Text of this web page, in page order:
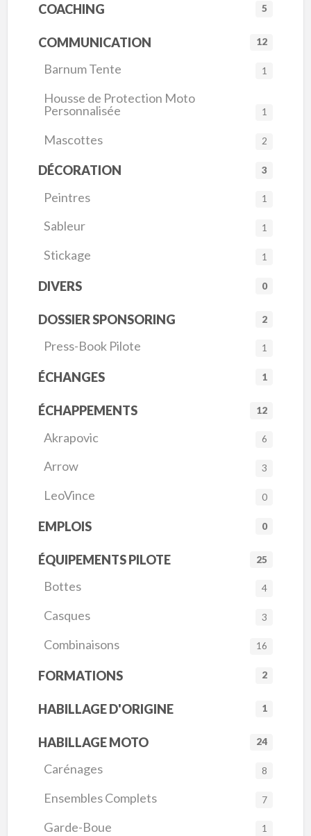
COACHING 5
COMMUNICATION 12
Barnum Tente 1
Housse de Protection Moto
Personnalisée
1
Mascottes 2
DÉCORATION 3
Peintres 1
Sableur 1
Stickage 1
DIVERS 0
DOSSIER SPONSORING 2
Press-Book Pilote 1
ÉCHANGES 1
ÉCHAPPEMENTS 12
Akrapovic 6
Arrow 3
LeoVince 0
EMPLOIS 0
ÉQUIPEMENTS PILOTE 25
Bottes 4
Casques 3
Combinaisons 16
FORMATIONS 2
HABILLAGE D'ORIGINE 1
HABILLAGE MOTO 24
Carénages 8
Ensembles Complets 7
Garde-Boue 1